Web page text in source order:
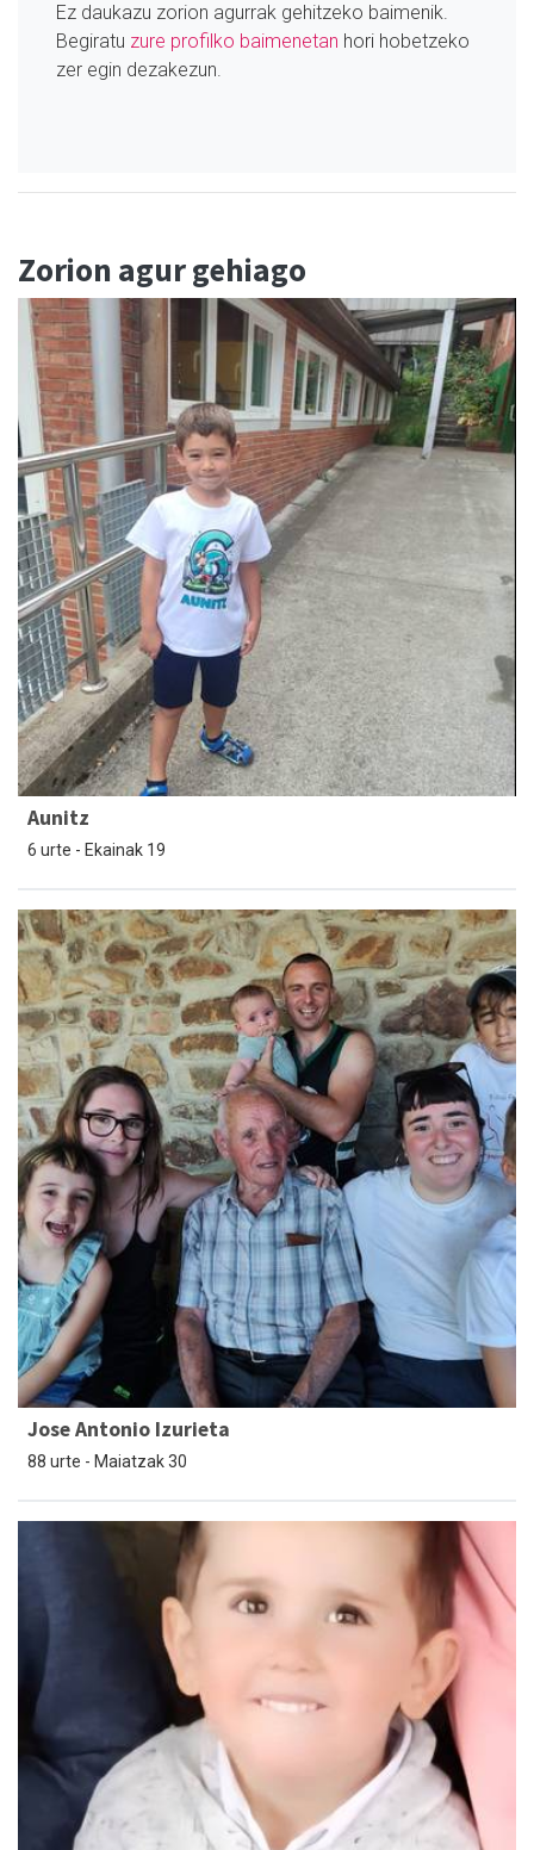
Ez daukazu zorion agurrak gehitzeko baimenik.
Begiratu zure profilko baimenetan hori hobetzeko
zer egin dezakezun.
Zorion agur gehiago
Aunitz
6 urte - Ekainak 19
Jose Antonio Izurieta
88 urte - Maiatzak 30